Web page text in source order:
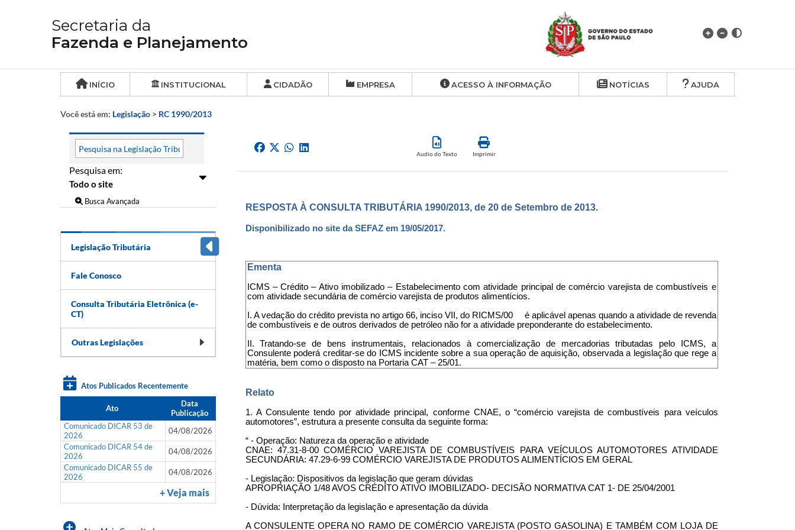
Secretaria da
Fazenda e Planejamento
INÍCIO INSTITUCIONAL CIDADÃO EMPRESA ACESSO À INFORMAÇÃO NOTÍCIAS AJUDA
Você está em: Legislação > RC 1990/2013
Pesquisa em:
Busca Avançada
Legislação Tributária
Fale Conosco
Consulta Tributária Eletrônica (e-
CT)
Outras Legislações
Atos Publicados Recentemente
Ato
Data
Publicação
Comunicado DICAR 53 de
2026
04/08/2026
Comunicado DICAR 54 de
2026
04/08/2026
Comunicado DICAR 55 de
2026
04/08/2026
+ Veja mais
Audio do Texto Imprimir
RESPOSTA À CONSULTA TRIBUTÁRIA 1990/2013, de 20 de Setembro de 2013.
Disponibilizado no site da SEFAZ em 19/05/2017.
Ementa
ICMS – Crédito – Ativo imobilizado – Estabelecimento com atividade principal de comércio varejista de combustíveis e
com atividade secundária de comércio varejista de produtos alimentícios.
I. A vedação do crédito prevista no artigo 66, inciso VII, do RICMS/00 é aplicável apenas quando a atividade de revenda
de combustíveis e de outros derivados de petróleo não for a atividade preponderante do estabelecimento.
II. Tratando-se de bens instrumentais, relacionados à comercialização de mercadorias tributadas pelo ICMS, a
Consulente poderá creditar-se do ICMS incidente sobre a sua operação de aquisição, observada a legislação que rege a
matéria, bem como o disposto na Portaria CAT – 25/01.
Relato
1. A Consulente tendo por atividade principal, conforme CNAE, o “comércio varejista de combustíveis para veículos
automotores”, estrutura a presente consulta da seguinte forma:
“ - Operação: Natureza da operação e atividade
CNAE: 47.31-8-00 COMÉRCIO VAREJISTA DE COMBUSTÍVEIS PARA VEÍCULOS AUTOMOTORES ATIVIDADE
SECUNDÁRIA: 47.29-6-99 COMÉRCIO VAREJISTA DE PRODUTOS ALIMENTÍCIOS EM GERAL
- Legislação: Dispositivos da legislação que geram dúvidas
APROPRIAÇÃO 1/48 AVOS CRÉDITO ATIVO IMOBILIZADO- DECISÃO NORMATIVA CAT 1- DE 25/04/2001
- Dúvida: Interpretação da legislação e apresentação da dúvida
A CONSULENTE OPERA NO RAMO DE COMÉRCIO VAREJISTA (POSTO GASOLINA) E TAMBÉM COM LOJA DE